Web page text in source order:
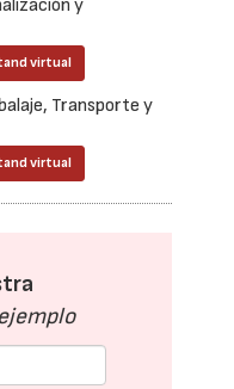
y
virtual
Transporte y
virtual